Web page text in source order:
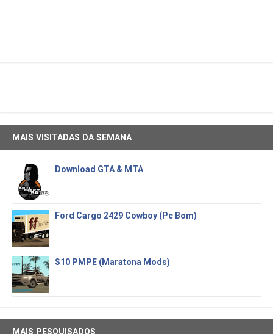
MAIS VISITADAS DA SEMANA
Download GTA & MTA
Ford Cargo 2429 Cowboy (Pc Bom)
S10 PMPE (Maratona Mods)
MAIS PESQUISADOS